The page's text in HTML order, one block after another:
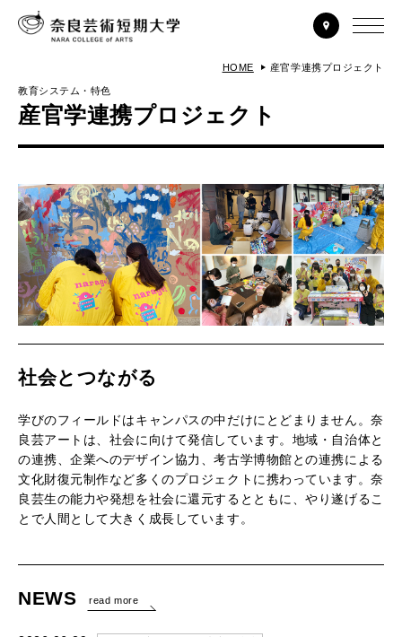
HOME 産官学連携プロジェクト
教育システム・特色
産官学連携プロジェクト
社会とつながる
学びのフィールドはキャンパスの中だけにとどまりません。奈
良芸アートは、社会に向けて発信しています。地域・自治体と
の連携、企業へのデザイン協力、考古学博物館との連携による
文化財復元制作など多くのプロジェクトに携わっています。奈
良芸生の能力や発想を社会に還元するとともに、やり遂げるこ
とで人間として大きく成長しています。
NEWS read more